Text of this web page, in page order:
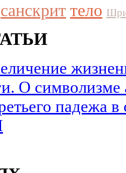
санскрит тело
О символизме
падежа в